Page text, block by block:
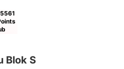
Blok S